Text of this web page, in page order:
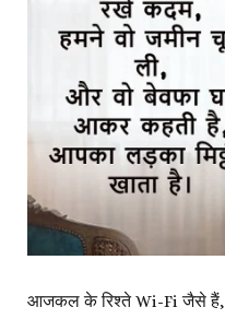
आजकल के रिश्ते Wi-Fi जैसे हैं,